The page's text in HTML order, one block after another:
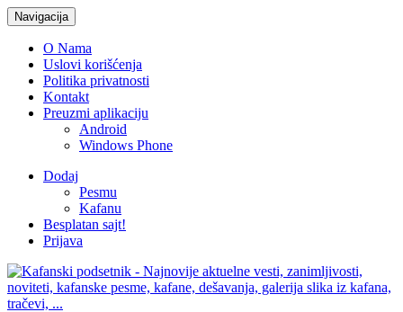
Navigacija
O Nama
Uslovi korišćenja
Politika privatnosti
Kontakt
Preuzmi aplikaciju
Android
Windows Phone
Dodaj
Pesmu
Kafanu
Besplatan sajt!
Prijava